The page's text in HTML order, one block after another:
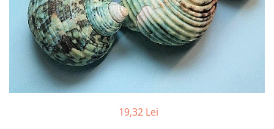
Barci, vapoare, ambarcatiuni
Decoratiuni care se agata
Tablouri
19,32 Lei